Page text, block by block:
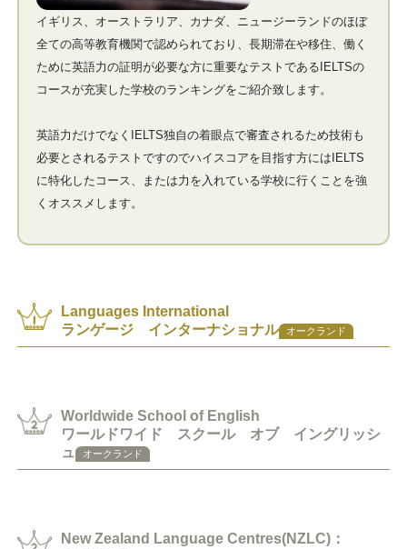
イギリス、オーストラリア、カナダ、ニュージーランドのほぼ
全ての高等教育機関で認められており、長期滞在や移住、働く
ために英語力の証明が必要な方に重要なテストであるIELTSの
コースが充実した学校のランキングをご紹介致します。
英語力だけでなくIELTS独自の着眼点で審査されるため技術も
必要とされるテストですのでハイスコアを目指す方にはIELTS
に特化したコース、または力を入れている学校に行くことを強
くオススメします。
Languages International
ランゲージ インターナショナル
オークランド
Worldwide School of English
ワールドワイド スクール オブ イングリッシ
ュ
オークランド
New Zealand Language Centres(NZLC)：